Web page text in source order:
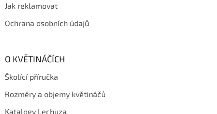
Jak reklamovat
Ochrana osobních údajů
O KVĚTINÁČÍCH
Školící příručka
Rozměry a objemy květináčů
Katalogy Lechuza